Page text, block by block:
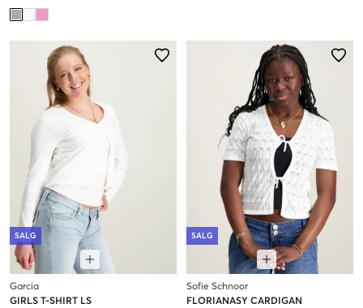
SALG
Garcia
GIRLS T-SHIRT LS
SALG
Sofie Schnoor
FLORIANASY CARDIGAN